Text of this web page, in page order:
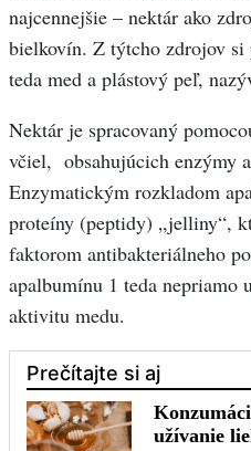
najcennejšie – nektár ako
bielkovín. Z týtcho zdrojov si
teda med a plástový peľ,
Nektár je spracovaný
včiel, obsahujúcich enzýmy
Enzymatickým rozkladom
proteíny (peptidy) „jelliny“,
faktorom antibakteriálneho
apalbumínu 1 teda
aktivitu medu.